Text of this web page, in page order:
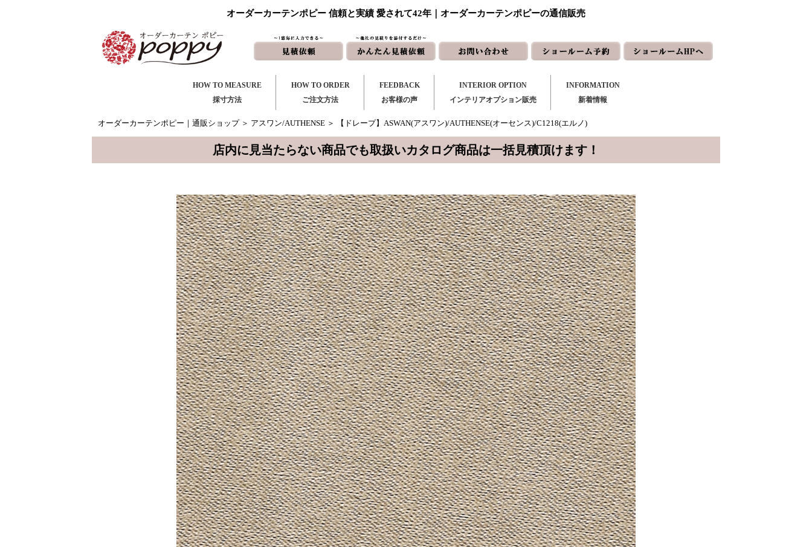
オーダーカーテンポピー 信頼と実績 愛されて42年｜オーダーカーテンポピーの通信販売
HOW TO MEASURE
採寸方法
HOW TO ORDER
ご注文方法
FEEDBACK
お客様の声
INTERIOR OPTION
インテリアオプション販売
INFORMATION
新着情報
オーダーカーテンポピー｜通販ショップ＞ アスワン/AUTHENSE ＞ 【ドレープ】ASWAN(アスワン)/AUTHENSE(オーセンス)/C1218(エルノ)
店内に見当たらない商品でも取扱いカタログ商品は一括見積頂けます！